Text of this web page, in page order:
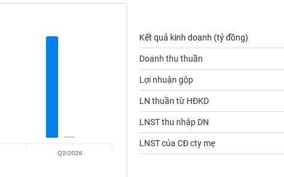
Q2/2026
Kết quả kinh doanh (tỷ đồng)
Doanh thu thuần
Lợi nhuận gộp
LN thuần từ HĐKD
LNST thu nhập DN
LNST của CĐ cty mẹ